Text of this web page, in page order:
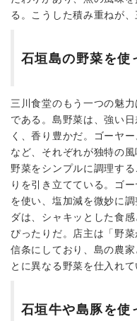
る。こうした積み重ねが
石垣島の野菜を使
三川食堂のもう一つの魅
である。島野菜は、強い
く、香り豊かだ。ゴーヤ
など、それぞれが独特の
野菜をシンプルに調理す
りを引き立てている。ゴ
を使い、塩加減を微妙に
ダは、シャキッとした食
ぴったりだ。店主は「野
信条にしており、島の農
とに異なる野菜を仕入れて
石垣牛や島豚を使